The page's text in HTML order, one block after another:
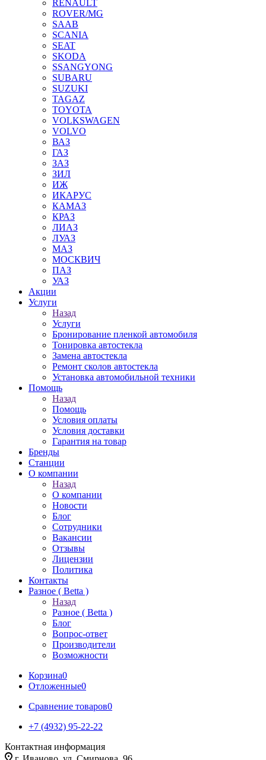
RENAULT
ROVER/MG
SAAB
SCANIA
SEAT
SKODA
SSANGYONG
SUBARU
SUZUKI
TAGAZ
TOYOTA
VOLKSWAGEN
VOLVO
ВАЗ
ГАЗ
ЗАЗ
ЗИЛ
ИЖ
ИКАРУС
КАМАЗ
КРАЗ
ЛИАЗ
ЛУАЗ
МАЗ
МОСКВИЧ
ПАЗ
УАЗ
Акции
Услуги
Назад
Услуги
Бронирование пленкой автомобиля
Тонировка автостекла
Замена автостекла
Ремонт сколов автостекла
Установка автомобильной техники
Помощь
Назад
Помощь
Условия оплаты
Условия доставки
Гарантия на товар
Бренды
Станции
О компании
Назад
О компании
Новости
Блог
Сотрудники
Вакансии
Отзывы
Лицензии
Политика
Контакты
Разное ( Betta )
Назад
Разное ( Betta )
Блог
Вопрос-ответ
Производители
Возможности
Корзина0
Отложенные0
Сравнение товаров0
+7 (4932) 95-22-22
Контактная информация